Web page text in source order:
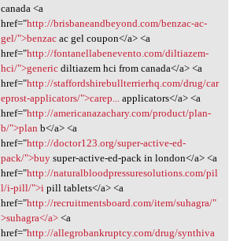
canada <a
href="http://brisbaneandbeyond.com/benzac-ac-
gel/">benzacac gel coupon</a> <a
href="http://fontanellabenevento.com/diltiazem-
hci/">genericdiltiazem hci from canada</a> <a
href="http://staffordshirebullterrierhq.com/drug/car
eprost-applicators/">carep...applicators</a> <a
href="http://americanazachary.com/product/plan-
b/">plan b</a> <a
href="http://doctor123.org/super-active-ed-
pack/">buysuper-active-ed-pack in london</a> <a
href="http://naturalbloodpressuresolutions.com/pil
l/i-pill/">ipill tablets</a> <a
href="http://recruitmentsboard.com/item/suhagra/"
>suhagra</a><a
href="http://allegrobankruptcy.com/drug/synthiva